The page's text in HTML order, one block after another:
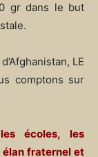
gr dans le but
LE
comptons sur
écoles, les
élan fraternel et